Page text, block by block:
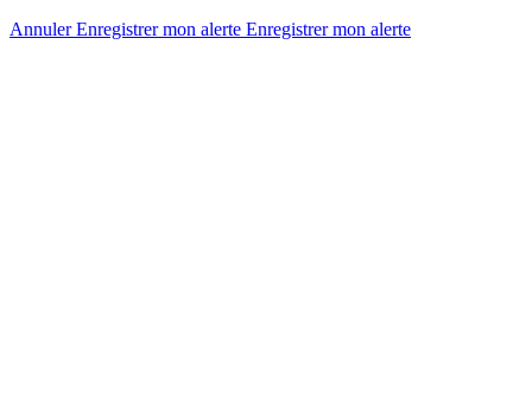
AnnulerEnregistrer mon alerte Enregistrermon alerte